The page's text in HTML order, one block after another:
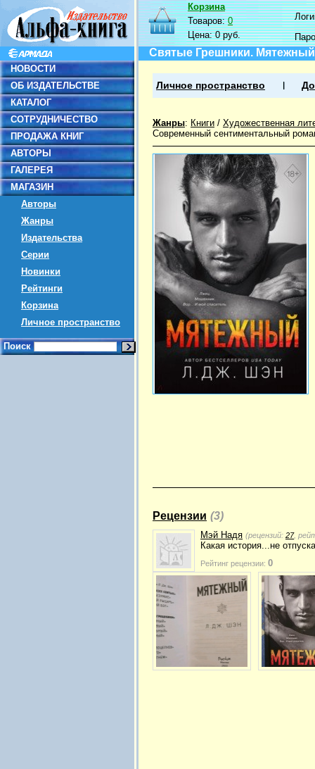
НОВОСТИ
ОБ ИЗДАТЕЛЬСТВЕ
КАТАЛОГ
СОТРУДНИЧЕСТВО
ПРОДАЖА КНИГ
АВТОРЫ
ГАЛЕРЕЯ
МАГАЗИН
Авторы
Жанры
Издательства
Серии
Новинки
Рейтинги
Корзина
Личное пространство
Поиск
Корзина
Товаров:0
Цена:0 руб.
Святые Грешники. Мятежный
Личное пространство
Жанры: Книги / Художественная
Современный сентиментальный
Рецензии (3)
Мэй Надя (рецензий: 27,
Какая история...не
Рейтинг рецензии: 0